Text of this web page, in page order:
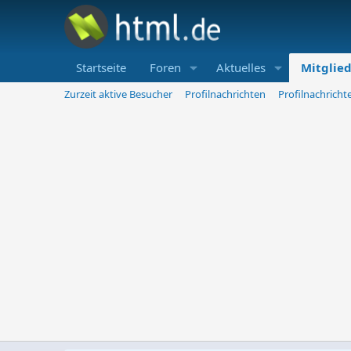
Startseite Foren Aktuelles
Zurzeit aktive Besucher Profilnachrichten